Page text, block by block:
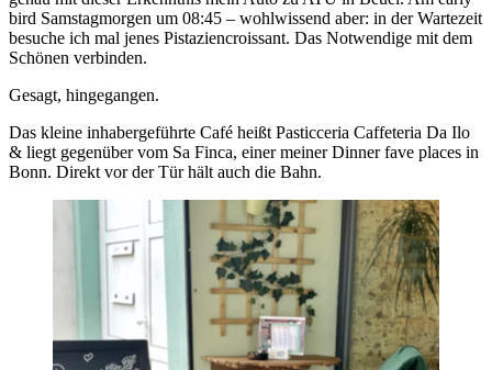
bird Samstagmorgen um 08:45 – wohlwissend aber: in der Wartezeit
besuche ich mal jenes Pistaziencroissant. Das Notwendige mit dem
Schönen verbinden.
Gesagt, hingegangen.
Das kleine inhabergeführte Café heißt Pasticceria Caffeteria Da Ilo
& liegt gegenüber vom Sa Finca, einer meiner Dinner fave places in
Bonn. Direkt vor der Tür hält auch die Bahn.